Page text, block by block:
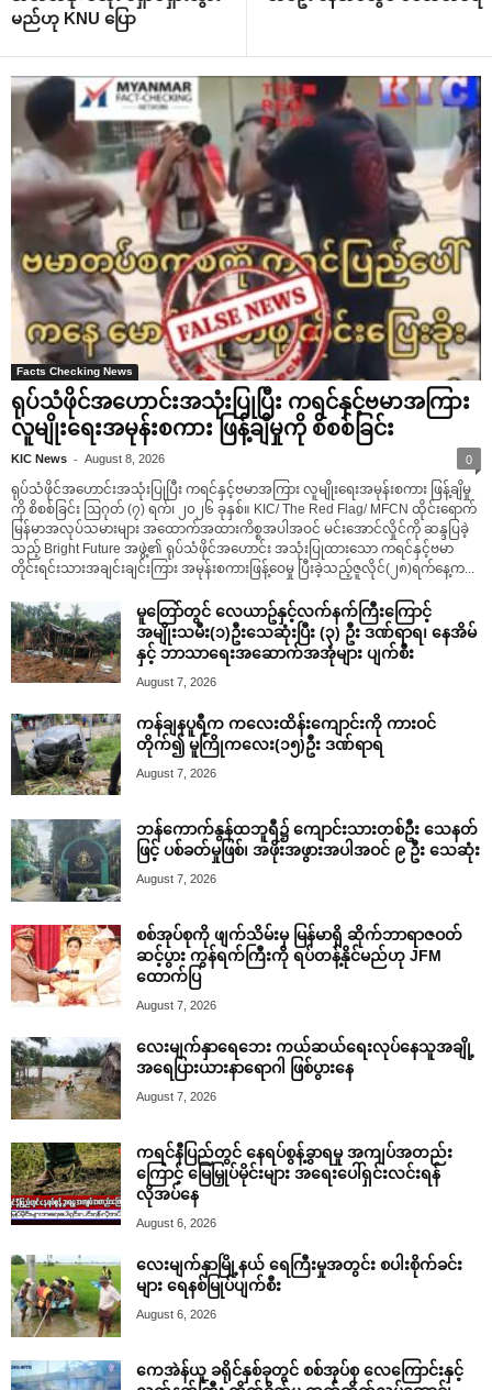
မည်ဟု KNU ‌ပြော
Facts Checking News
ရုပ်သံဖိုင်အဟောင်းအသုံးပြုပြီး ကရင်နှင့်ဗမာအကြား
လူမျိုးရေးအမုန်းစကား ဖြန့်ချိမှုကို စိစစ်ခြင်း
KIC News - August 8, 2026 0
ရုပ်သံဖိုင်အဟောင်းအသုံးပြုပြီး ကရင်နှင့်ဗမာအကြား လူမျိုးရေးအမုန်းစကား ဖြန့်ချိမှု
ကို စိစစ်ခြင်း ဩဂုတ် (၇) ရက်၊ ၂၀၂၆ ခုနှစ်။ KIC/ The Red Flag/ MFCN ထိုင်းရောက်
မြန်မာအလုပ်သမားများ အထောက်အထားကိစ္စအပါအဝင် မင်းအောင်လှိုင်ကို ဆန္ဒပြခဲ့
သည့် Bright Future အဖွဲ့၏ ရုပ်သံဖိုင်အဟောင်း အသုံးပြုထားသော ကရင်နှင့်ဗမာ
တိုင်းရင်းသားအချင်းချင်းကြား အမုန်းစကားဖြန့်ဝေမှု ပြီးခဲ့သည့်ဇူလိုင်(၂၈)ရက်နေ့က...
မူတြော်တွင် လေယာဥ်နှင့်လက်နက်ကြီးကြောင့်
အမျိုးသမီး(၁)ဦးသေဆုံးပြီး (၃) ဦး ဒဏ်ရာရ၊ နေအိမ်
နှင့် ဘာသာရေးအဆောက်အအုံများ ပျက်စီး
August 7, 2026
ကန်ချနပူရီက ကလေးထိန်းကျောင်းကို ကားဝင်
တိုက်၍ မူကြိုကလေး(၁၅)ဦး ဒဏ်ရာရ
August 7, 2026
ဘန်ကောက်နွန်ထဘူရီ၌ ကျောင်းသားတစ်ဦး သေနတ်
ဖြင့် ပစ်ခတ်မှုဖြစ်၊ အဖိုးအဖွားအပါအဝင် ၉ ဦး သေဆုံး
August 7, 2026
စစ်အုပ်စုကို ဖျက်သိမ်းမှ မြန်မာရှိ ဆိုက်ဘာရာဇဝတ်
ဆင့်ပွား ကွန်ရက်ကြီးကို ရပ်တန့်နိုင်မည်ဟု JFM
ထောက်ပြ
August 7, 2026
လေးမျက်နှာရေဘေး ကယ်ဆယ်ရေးလုပ်နေသူအချို့
အရေပြားယားနာရောဂါ ဖြစ်ပွားနေ
August 7, 2026
ကရင်နီပြည်တွင် နေရပ်စွန့်ခွာရမှု အကျပ်အတည်း
ကြောင့် မြေမြှုပ်မိုင်းများ အရေးပေါ်ရှင်းလင်းရန်
လိုအပ်နေ
August 6, 2026
လေးမျက်နှာမြို့နယ် ရေကြီးမှုအတွင်း စပါးစိုက်ခင်း
များ ရေနစ်မြုပ်ပျက်စီး
August 6, 2026
ကေအဲန်ယူ ခရိုင်နှစ်ခုတွင် စစ်အုပ်စု လေကြောင်းနှင့်